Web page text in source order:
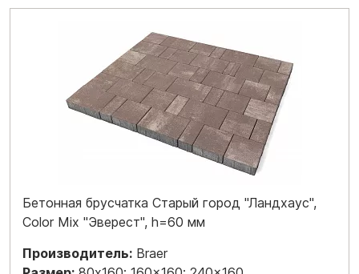
Бетонная брусчатка Старый город "Ландхаус",
Color Mix "Эверест", h=60 мм
Производитель: Braer